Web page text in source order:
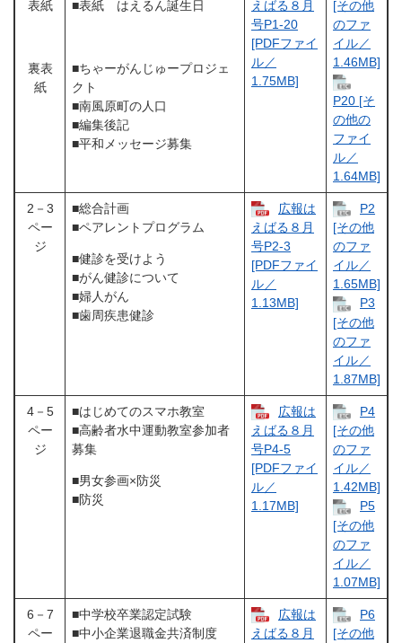
表紙
裏表
紙
■表紙 はえるん誕生日
■ちゃーがんじゅープロジェ
クト
■南風原町の人口
■編集後記
■平和メッセージ募集
えばる８月
号P1-20
[PDFファイ
ル／
1.75MB]
[その他
のファ
イル／
1.46MB]
P20 [そ
の他の
ファイ
ル／
1.64MB]
2－3
ペー
ジ
■総合計画
■ペアレントプログラム
■健診を受けよう
■がん健診について
■婦人がん
■歯周疾患健診
広報は
えばる８月
号P2-3
[PDFファイ
ル／
1.13MB]
P2
[その他
のファ
イル／
1.65MB]
P3
[その他
のファ
イル／
1.87MB]
4－5
ペー
ジ
■はじめてのスマホ教室
■高齢者水中運動教室参加者
募集
■男女参画×防災
■防災
広報は
えばる８月
号P4-5
[PDFファイ
ル／
1.17MB]
P4
[その他
のファ
イル／
1.42MB]
P5
[その他
のファ
イル／
1.07MB]
6－7
ペー
■中学校卒業認定試験
■中小企業退職金共済制度
広報は
えばる８月
P6
[その他